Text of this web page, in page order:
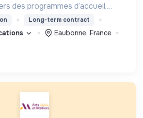
des programmes d’accueil,
formation et d’insertion pour leur
des hommes et des femmes
Long-term contract
Eaubonne, France